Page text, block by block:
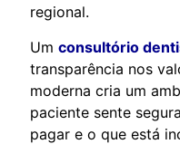
regional.
Um consultório
transparência nos
moderna cria um
paciente sente
pagar e o que está